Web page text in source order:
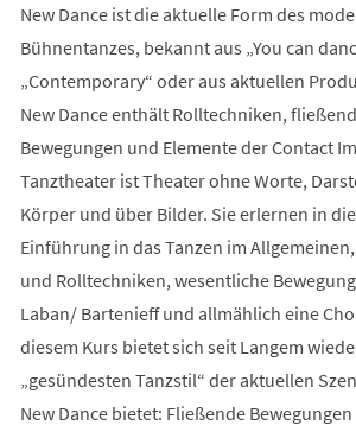
New Dance ist die aktuelle Form des
Bühnentanzes, bekannt aus „You can
„Contemporary“ oder aus aktuellen
New Dance enthält Rolltechniken,
Bewegungen und Elemente der Contact
Tanztheater ist Theater ohne Worte,
Körper und über Bilder. Sie erlernen in
Einführung in das Tanzen im
und Rolltechniken, wesentliche
Laban/ Bartenieff und allmählich eine
diesem Kurs bietet sich seit Langem
„gesündesten Tanzstil“ der aktuellen
New Dance bietet: Fließende